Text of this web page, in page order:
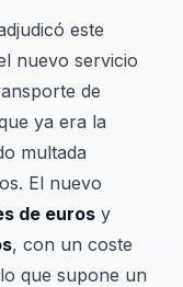
este
nuevo servicio
de
ya era la
multada
El nuevo
de euros y
, con un coste
que supone un